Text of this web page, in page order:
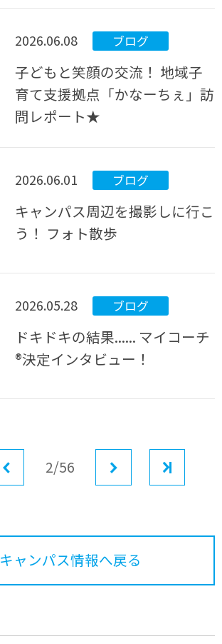
2026.06.08 ブログ
子どもと笑顔の交流！ 地域子
育て支援拠点「かなーちぇ」訪
問レポート★
2026.06.01 ブログ
キャンパス周辺を撮影しに行こ
う！ フォト散歩
2026.05.28 ブログ
ドキドキの結果...... マイコーチ
®決定インタビュー！
前へ2/56
キャンパス情報へ戻る